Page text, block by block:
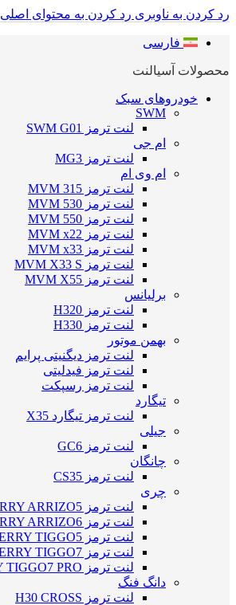
رد کردن به ناوبری رد کردن به محتوای اصلی
فارسی
محصولات آسیالنت
خودروهای سبک
SWM
لنت ترمز SWM G01
ام جی
لنت ترمز MG3
ام وی ام
لنت ترمز MVM 315
لنت ترمز MVM 530
لنت ترمز MVM 550
لنت ترمز MVM x22
لنت ترمز MVM x33
لنت ترمز MVM X33 S
لنت ترمز MVM X55
برلیانس
لنت ترمز H320
لنت ترمز H330
بهمن موتور
لنت ترمز دیگنیتی پرایم
لنت ترمز فیدلیتی
لنت ترمز رسپکت
تیگارد
لنت ترمز تیگارد X35
جیلی
لنت ترمز GC6
چانگان
لنت ترمز CS35
چری
لنت ترمز CHERRY ARRIZO5
لنت ترمز CHERRY ARRIZO6
لنت ترمز CHERRY TIGGO5
لنت ترمز CHERRY TIGGO7
لنت ترمز CHERRY TIGGO7 PRO
دانگ فنگ
لنت ترمز H30 CROSS